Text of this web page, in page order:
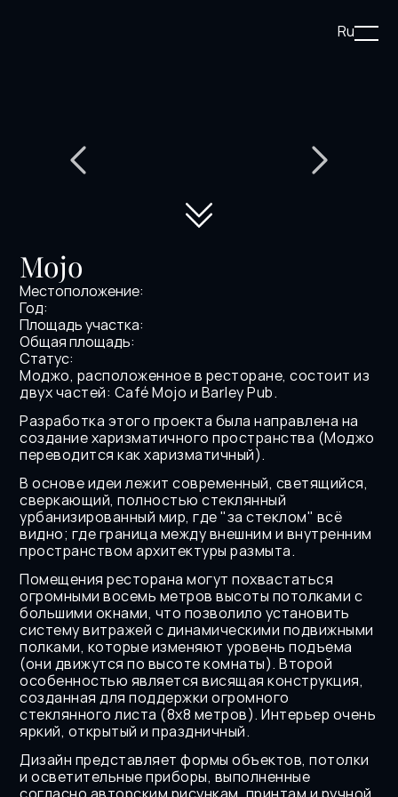
Ru
Mojo
Местоположение:
Год:
Площадь участка:
Общая площадь:
Статус:
Моджо, расположенное в ресторане, состоит из
двух частей: Café Mojo и Barley Pub.
Разработка этого проекта была направлена на
создание харизматичного пространства (Моджо
переводится как харизматичный).
В основе идеи лежит современный, светящийся,
сверкающий, полностью стеклянный
урбанизированный мир, где "за стеклом" всё
видно; где граница между внешним и внутренним
пространством архитектуры размыта.
Помещения ресторана могут похвастаться
огромными восемь метров высоты потолками с
большими окнами, что позволило установить
систему витражей с динамическими подвижными
полками, которые изменяют уровень подъема
(они движутся по высоте комнаты). Второй
особенностью является висящая конструкция,
созданная для поддержки огромного
стеклянного листа (8x8 метров). Интерьер очень
яркий, открытый и праздничный.
Дизайн представляет формы объектов, потолки
и осветительные приборы, выполненные